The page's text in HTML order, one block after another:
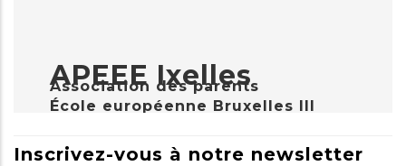
APEEE Ixelles
Association des parents
École européenne Bruxelles III
Inscrivez-vous à notre newsletter